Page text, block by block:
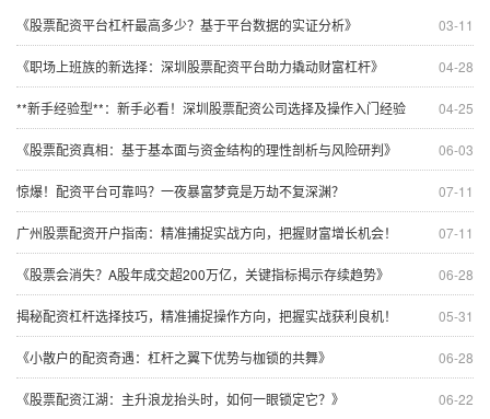
03-11
《股票配资平台杠杆最高多少？基于平台数据的实证分析》
04-28
《职场上班族的新选择：深圳股票配资平台助力撬动财富杠杆》
04-25
**新手经验型**：新手必看！深圳股票配资公司选择及操作入门经验
06-03
《股票配资真相：基于基本面与资金结构的理性剖析与风险研判》
07-11
惊爆！配资平台可靠吗？一夜暴富梦竟是万劫不复深渊？
07-11
广州股票配资开户指南：精准捕捉实战方向，把握财富增长机会！
06-28
《股票会消失？A股年成交超200万亿，关键指标揭示存续趋势》
05-31
揭秘配资杠杆选择技巧，精准捕捉操作方向，把握实战获利良机！
06-28
《小散户的配资奇遇：杠杆之翼下优势与枷锁的共舞》
06-22
《股票配资江湖：主升浪龙抬头时，如何一眼锁定它？》